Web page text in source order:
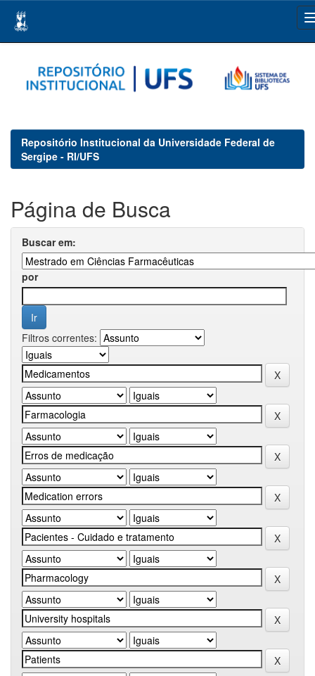
navigation
Repositório Institucional da Universidade Federal de
Sergipe - RI/UFS
Página de Busca
Buscar em:
por
Filtros correntes: